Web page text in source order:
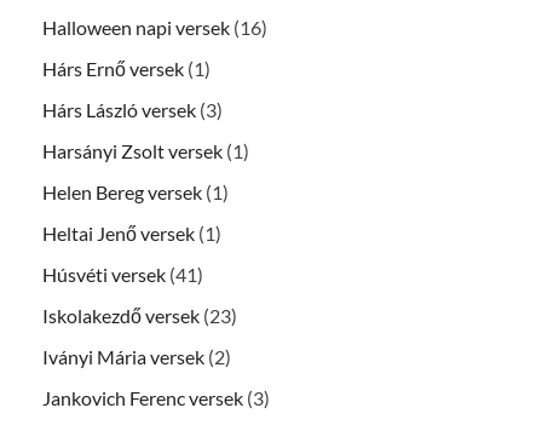
Halloween napi versek (16)
Hárs Ernő versek (1)
Hárs László versek (3)
Harsányi Zsolt versek (1)
Helen Bereg versek (1)
Heltai Jenő versek (1)
Húsvéti versek (41)
Iskolakezdő versek (23)
Iványi Mária versek (2)
Jankovich Ferenc versek (3)